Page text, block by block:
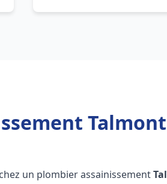
un plombier assainissement